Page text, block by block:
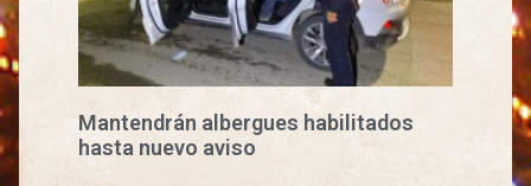
Mantendrán albergues habilitados
hasta nuevo aviso